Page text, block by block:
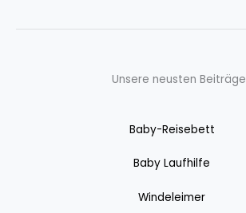
Unsere neusten Beiträge
Baby-Reisebett
Baby Laufhilfe
Windeleimer